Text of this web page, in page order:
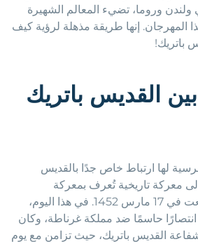
ولندن وروما، تضيء المعالم الشهيرة
المهرجان. إنها طريقة مذهلة لرؤية كيف
باتريك!
بين القديس باتريك
لها ارتباط خاص جدًا بالقديس
معركة تاريخية تُعرف بمعركة
“ألبرتشونيس”، التي وقعت في 17 مارس 1452. في هذا اليوم،
حاسمًا ضد مملكة غرناطة، وكان
القديس باتريك، حيث تزامن مع يوم